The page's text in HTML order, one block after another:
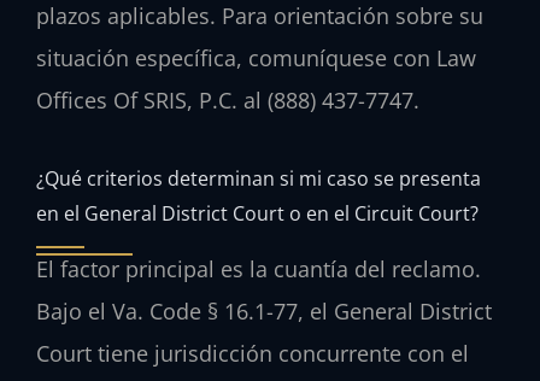
plazos aplicables. Para orientación sobre su
situación específica, comuníquese con Law
Offices Of SRIS, P.C. al (888) 437-7747.
¿Qué criterios determinan si mi caso se presenta
en el General District Court o en el Circuit Court?
El factor principal es la cuantía del reclamo.
Bajo el Va. Code § 16.1-77, el General District
Court tiene jurisdicción concurrente con el